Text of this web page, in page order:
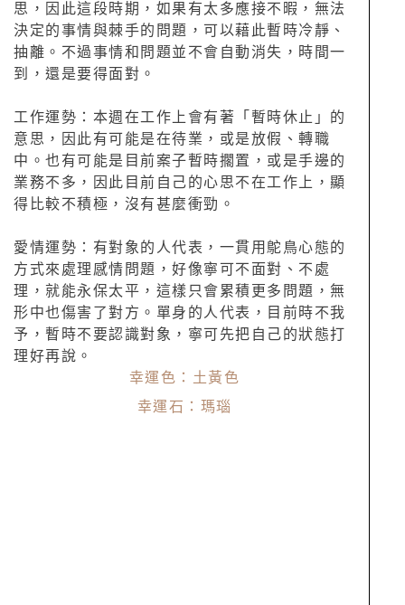
思，因此這段時期，如果有太多應接不暇，無法
決定的事情與棘手的問題，可以藉此暫時冷靜、
抽離。不過事情和問題並不會自動消失，時間一
到，還是要得面對。
工作運勢：本週在工作上會有著「暫時休止」的
意思，因此有可能是在待業，或是放假、轉職
中。也有可能是目前案子暫時擱置，或是手邊的
業務不多，因此目前自己的心思不在工作上，顯
得比較不積極，沒有甚麼衝勁。
愛情運勢：有對象的人代表，一貫用鴕鳥心態的
方式來處理感情問題，好像寧可不面對、不處
理，就能永保太平，這樣只會累積更多問題，無
形中也傷害了對方。單身的人代表，目前時不我
予，暫時不要認識對象，寧可先把自己的狀態打
理好再說。
幸運色：土黃色
幸運石：瑪瑙